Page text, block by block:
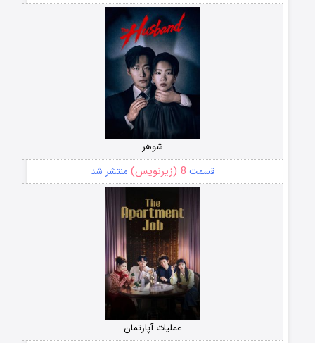
شوهر
قسمت 8 (زیرنویس) منتشر شد
عملیات آپارتمان